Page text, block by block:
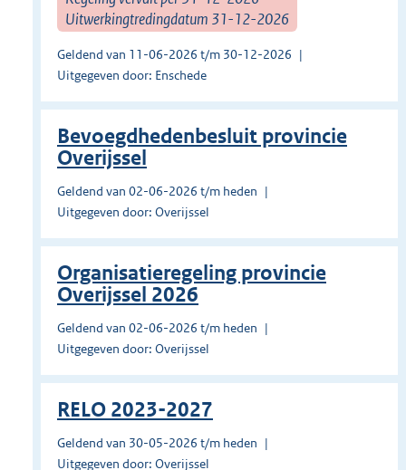
Uitwerkingtredingdatum 31-12-2026
Geldend van 11-06-2026 t/m 30-12-2026
Uitgegeven door: Enschede
Bevoegdhedenbesluit provincie
Overijssel
Geldend van 02-06-2026 t/m heden
Uitgegeven door: Overijssel
Organisatieregeling provincie
Overijssel 2026
Geldend van 02-06-2026 t/m heden
Uitgegeven door: Overijssel
RELO 2023-2027
Geldend van 30-05-2026 t/m heden
Uitgegeven door: Overijssel